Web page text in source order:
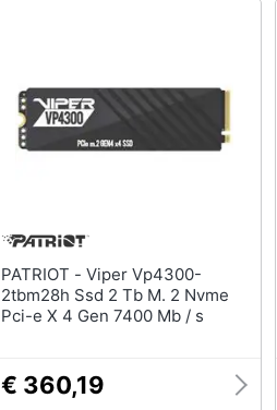
PATRIOT - Viper Vp4300-
2tbm28h Ssd 2 Tb M. 2 Nvme
Pci-e X 4 Gen 7400 Mb / s
€ 360,19